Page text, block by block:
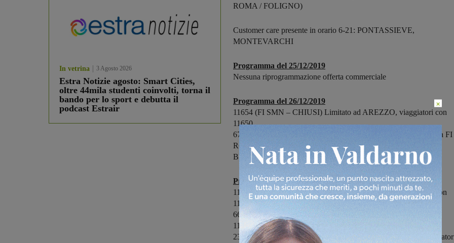
In vetrina 3 Agosto 2026
Estra Notizie agosto: Smart Cities,
oltre 44mila studenti coinvolti, torna il
bando per lo sport e debutta il
podcast Estrair
ROMA / FOLIGNO)
Customer care presente in orario 6-21: PONTASSIEVE,
MONTEVARCHI
Programma del 25/12/2019
Nessuna riprogrammazione offerta commerciale
Programma del 26/12/2019
11654 (FI SMN – CHIUSI) Limitato ad AREZZO, viaggiatori con
11650
6725 (FI SMN – AR) SOPPRESSO, 11937 (fermate aggiuntive a FI
ROVEZZANO e COMPIOBBI) + 1605 (fermate aggiuntive a
BUCINE, LATERINA e PONTICINO)
Programma del 27/12/2019
11658 (FI SMN – CHIUSI) Limitato ad AREZZO, viaggiatori con
11798
6643 (FI SMN – AR) SOPPRESSO, viaggiatori con 6653
11662 (AR – FI SMN) SOPPRESSO, viaggiatori con 11800
23503 (FI RIFREDI – MONTEVARCHI) SOPPRESSO,
×